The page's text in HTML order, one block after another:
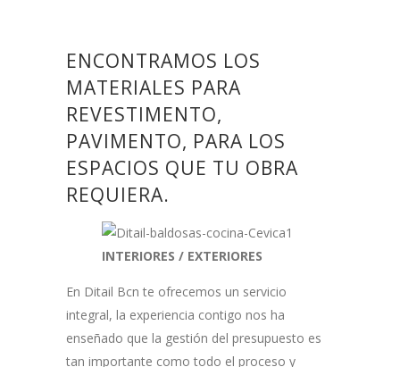
ENCONTRAMOS LOS
MATERIALES PARA
REVESTIMENTO,
PAVIMENTO, PARA LOS
ESPACIOS QUE TU OBRA
REQUIERA.
INTERIORES / EXTERIORES
En Ditail Bcn te ofrecemos un servicio
integral, la experiencia contigo nos ha
enseñado que la gestión del presupuesto es
tan importante como todo el proceso y